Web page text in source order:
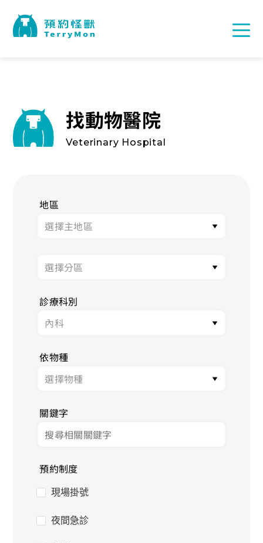
找動物醫院
Veterinary Hospital
地區
診療科別
依物種
關鍵字
預約制度
現場掛號
夜間急診